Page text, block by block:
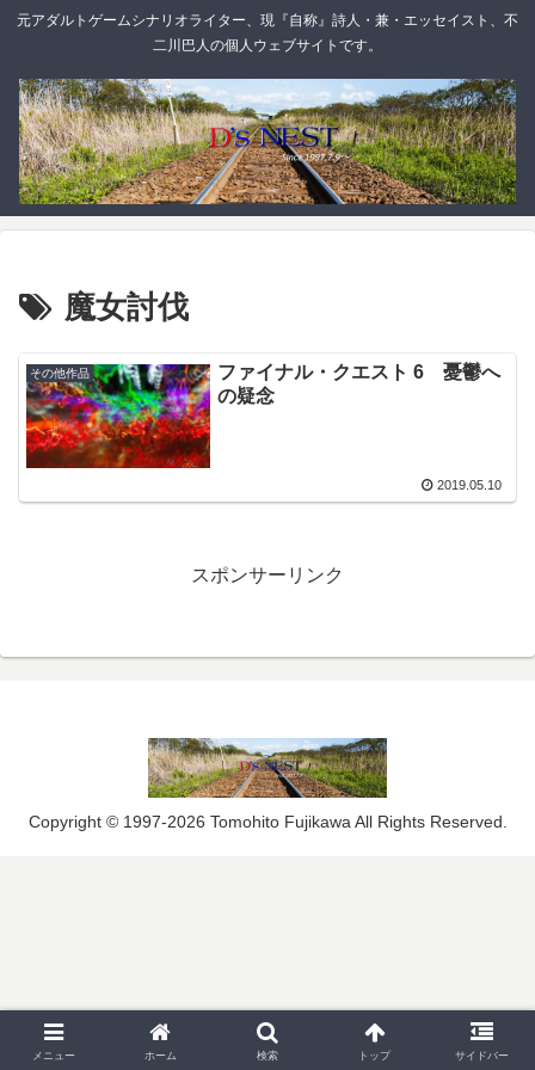
元アダルトゲームシナリオライター、現『自称』詩人・兼・エッセイスト、不
二川巴人の個人ウェブサイトです。
魔女討伐
その他作品
ファイナル・クエスト 6 憂鬱へ
の疑念
2019.05.10
スポンサーリンク
Copyright © 1997-2026 Tomohito Fujikawa All Rights Reserved.
メニュー ホーム 検索 トップ サイドバー